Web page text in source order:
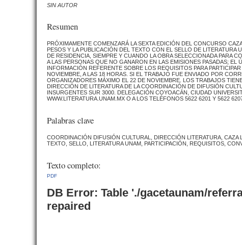
SIN AUTOR
Resumen
PRÓXIMAMENTE COMENZARÁ LA SEXTA EDICIÓN DEL CONCURSO
PESOS Y LA PUBLICACIÓN DEL TEXTO CON EL SELLO DE
DE RESIDENCIA, SIEMPRE Y CUANDO LA OBRA SELECCIONADA PARA
A LAS PERSONAS QUE NO GANARON EN LAS EMISIONES PASADAS;
INFORMACIÓN REFERENTE SOBRE LOS REQUISITOS PARA
NOVIEMBRE, A LAS 18 HORAS. SI EL TRABAJO FUE ENVIADO POR
ORGANIZADORES MÁXIMO EL 22 DE NOVIEMBRE. LOS TRABAJOS
DIRECCIÓN DE LITERATURA DE LA COORDINACIÓN DE DIFUSIÓN
INSURGENTES SUR 3000. DELEGACIÓN COYOACÁN, CIUDAD
WWW.LITERATURA.UNAM.MX O A LOS TELÉFONOS 5622 6201 Y 5622
Palabras clave
COORDINACIÓN DIFUSIÓN CULTURAL, DIRECCIÓN LITERATURA,
TEXTO, SELLO, LITERATURA UNAM, PARTICIPACIÓN, REQUISITOS,
Texto completo:
PDF
DB Error: Table './gacetaunam/
repaired